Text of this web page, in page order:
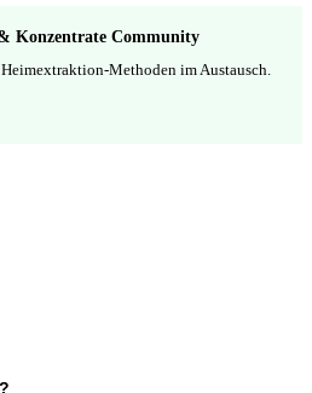
Konzentrate Community
Methoden im Austausch.